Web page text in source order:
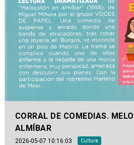
CORRAL DE COMEDIAS.
ALMÍBAR
2026-05-07 10:16:03 Cultura